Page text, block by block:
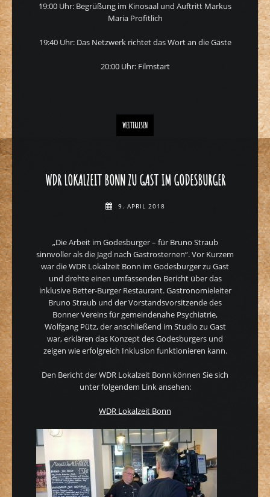
19:00 Uhr: Begrüßung im Kinosaal und Auftritt Markus
Maria Profitlich
19:40 Uhr: Das Netzwerk richtet das Wort an die Gäste
20:00 Uhr: Filmstart
WEITERLESENSAVE THE DATE: KINOPOLIS FAIRBINDET BONN-RHEIN-SIEG
WDR LOKALZEIT BONN ZU GAST IM GODESBURGER
9. APRIL 2018
„Die Arbeit im Godesburger – für Bruno Straub
sinnvoller als die Jagd nach Gastrosternen“. Vor Kurzem
war die WDR Lokalzeit Bonn im Godesburger zu Gast
und drehte einen umfassenden Bericht über das
inklusive Better-Burger Restaurant. Gastronomieleiter
Bruno Straub und der Vorstandsvorsitzende des
Bonner Vereins für gemeindenahe Psychiatrie,
Wolfgang Pütz, der anschließend im Studio zu Gast
war, erklären das Konzept des Godesburgers und
zeigen wie erfolgreich Inklusion funktionieren kann.
Den Bericht der WDR Lokalzeit Bonn können Sie sich
unter folgendem Link ansehen:
WDR Lokalzeit Bonn